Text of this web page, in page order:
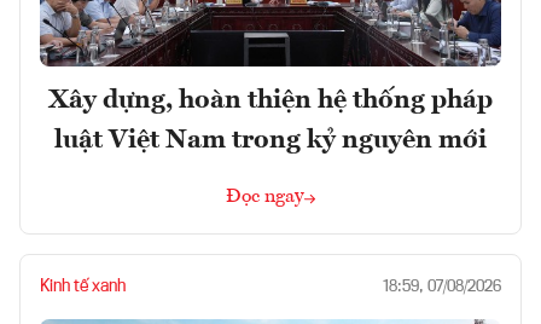
Xây dựng, hoàn thiện hệ thống pháp
luật Việt Nam trong kỷ nguyên mới
Đọc ngay
Kinh tế xanh 18:59, 07/08/2026